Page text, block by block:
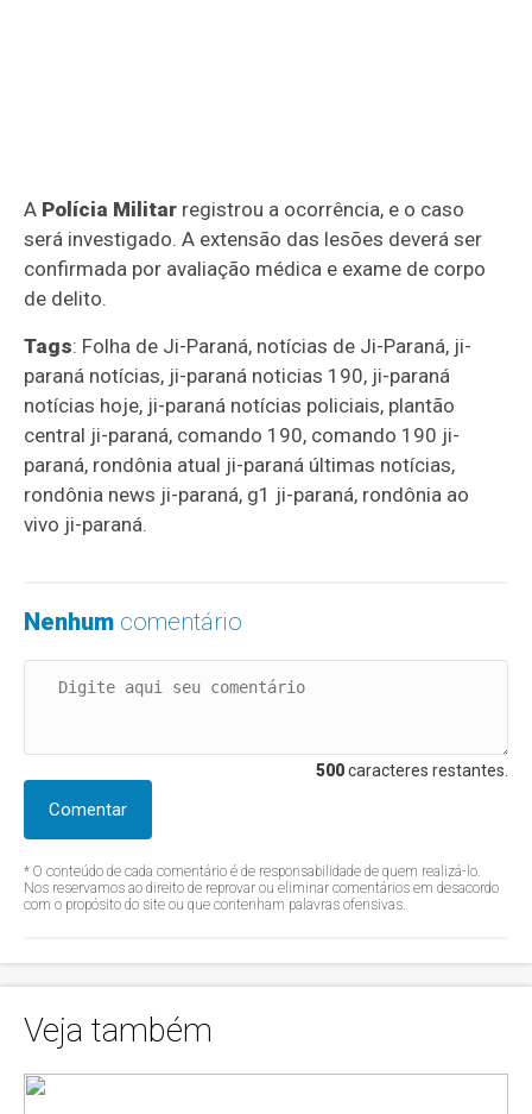
A Polícia Militar registrou a ocorrência, e o caso
será investigado. A extensão das lesões deverá ser
confirmada por avaliação médica e exame de corpo
de delito.
Tags: Folha de Ji-Paraná, notícias de Ji-Paraná, ji-
paraná notícias, ji-paraná noticias 190, ji-paraná
notícias hoje, ji-paraná notícias policiais, plantão
central ji-paraná, comando 190, comando 190 ji-
paraná, rondônia atual ji-paraná últimas notícias,
rondônia news ji-paraná, g1 ji-paraná, rondônia ao
vivo ji-paraná.
Nenhum comentário
500caracteres restantes.
Comentar
* O conteúdo de cada comentário é de responsabilidade de quem realizá-lo.
Nos reservamos ao direito de reprovar ou eliminar comentários em desacordo
com o propósito do site ou que contenham palavras ofensivas.
Veja também